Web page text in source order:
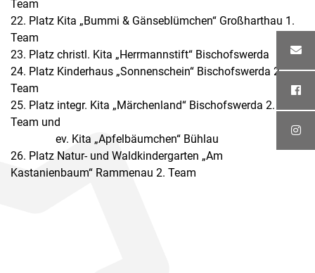
Team
22. Platz Kita „Bummi & Gänseblümchen“ Großharthau 1.
Team
23. Platz christl. Kita „Herrmannstift“ Bischofswerda
24. Platz Kinderhaus „Sonnenschein“ Bischofswerda 2.
Team
25. Platz integr. Kita „Märchenland“ Bischofswerda 2.
Team und
ev. Kita „Apfelbäumchen“ Bühlau
26. Platz Natur- und Waldkindergarten „Am
Kastanienbaum“ Rammenau 2. Team